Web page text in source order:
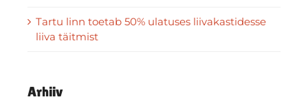
Tartu linn toetab 50% ulatuses liivakastidesse
liiva täitmist
Arhiiv